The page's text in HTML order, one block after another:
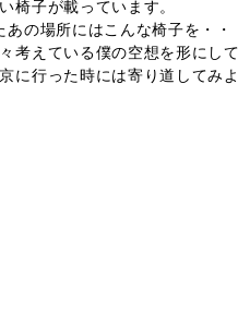
椅子が載っています。
あの場所にはこんな椅子を・・
考えている僕の空想を形にし
に行った時には寄り道してみ